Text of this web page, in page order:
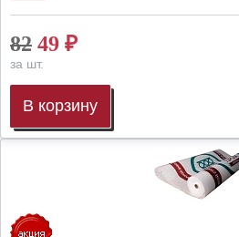
82 49 ₽
за шт.
В корзину